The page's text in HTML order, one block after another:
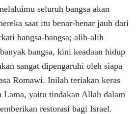
seluruh bangsa akan
saat itu benar-benar jauh dari
bangsa-bangsa; alih-alih
bangsa, kini keadaan hidup
sangat dipengaruhi oleh siapa
Romawi. Inilah teriakan keras
Lama, yaitu tindakan Allah dalam
restorasi bagi Israel.